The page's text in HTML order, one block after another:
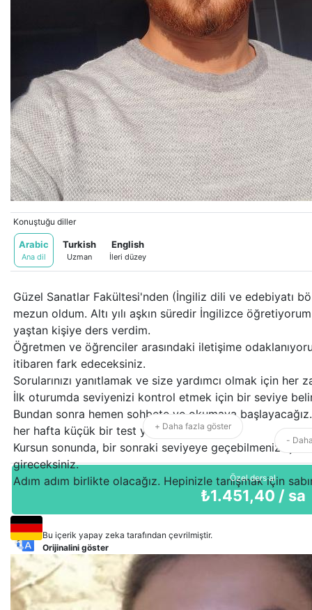
Bu içerik yapay zeka tarafından çevrilmiştir.
Konuştuğu diller
Arabic
Ana dil
Turkish
Uzman
English
İleri düzey
Güzel Sanatlar Fakültesi'nden (İngiliz dili ve edebiyatı
mezun oldum. Altı yılı aşkın süredir İngilizce
yaştan kişiye ders verdim.
Öğretmen ve öğrenciler arasındaki iletişime
itibaren fark edeceksiniz.
Sorularınızı yanıtlamak ve size yardımcı olmak için her
İlk oturumda seviyenizi kontrol etmek için bir seviye
Bundan sonra hemen sohbete ve okumaya
her hafta küçük bir test yapacağız.
Kursun sonunda, bir sonraki seviyeye geçebilmeniz için
gireceksiniz.
Adım adım birlikte olacağız. Hepinizle tanışmak için
Bu içerik yapay zeka tarafından çevrilmiştir.
Orijinalini göster
+ Daha fazla göster
-
Özel ders al
₺1.451,40 / sa